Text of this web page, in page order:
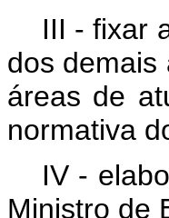
III - fixar
dos demais
áreas de
normativa
IV -
Ministro de